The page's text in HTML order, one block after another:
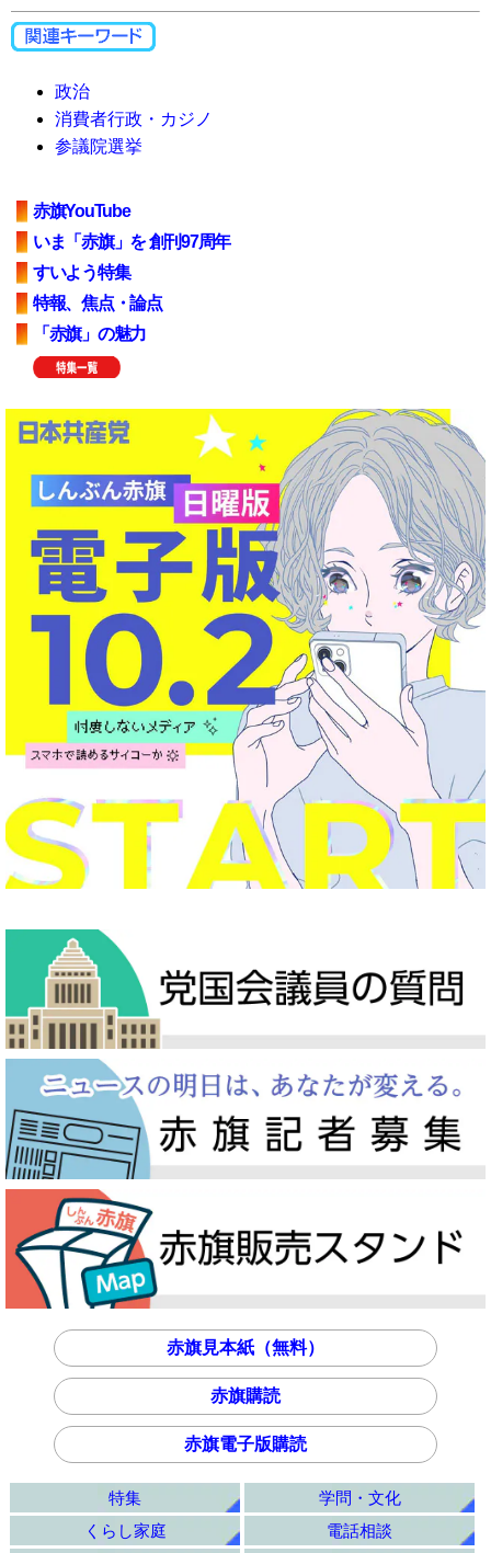
政治
消費者行政・カジノ
参議院選挙
赤旗YouTube
いま「赤旗」を 創刊97周年
すいよう特集
特報、焦点・論点
「赤旗」の魅力
赤旗見本紙（無料）
赤旗購読
赤旗電子版購読
特集
学問・文化
くらし家庭
電話相談